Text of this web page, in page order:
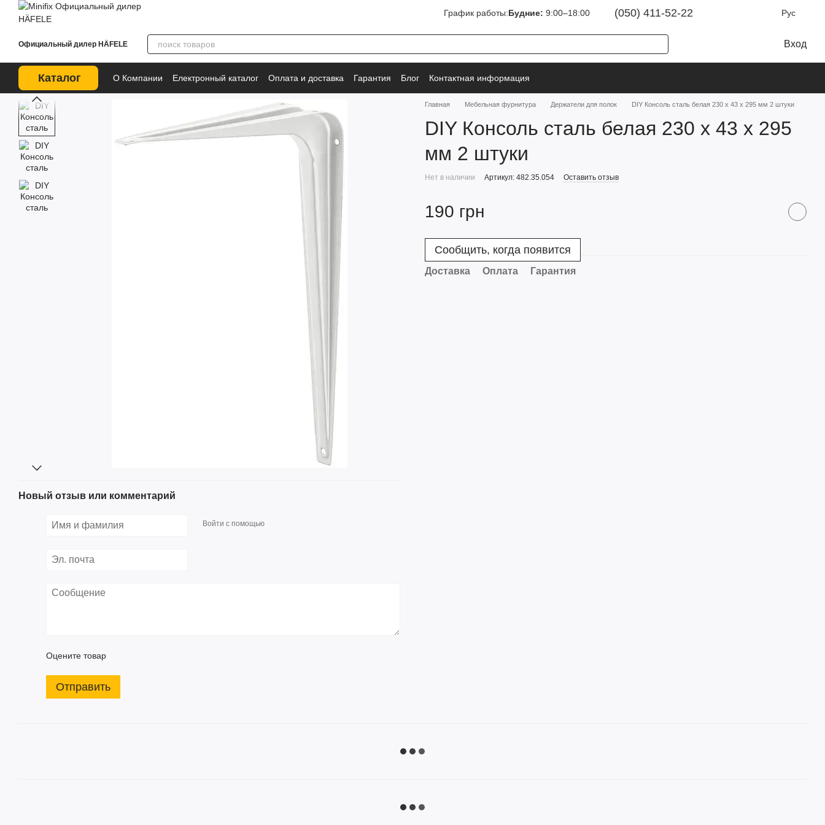
Перейти к основному контенту График работы:Будние: 9:00–18:00 (050) 411-52-22 Рус
Официальный дилер HÄFELE Вход
Каталог О Компании Електронный каталог Оплата и доставка Гарантия Блог Контактная информация
Новый отзыв или комментарий
Войти с помощью
Оцените товар
Отправить
Главная Мебельная фурнитура Держатели для полок DIY Консоль сталь белая 230 x 43 x 295 мм 2 штуки
DIY Консоль сталь белая 230 x 43 x 295
мм 2 штуки
Нет в наличии Артикул: 482.35.054 Оставить отзыв
190 грн
Сообщить, когда появится
Доставка Оплата Гарантия